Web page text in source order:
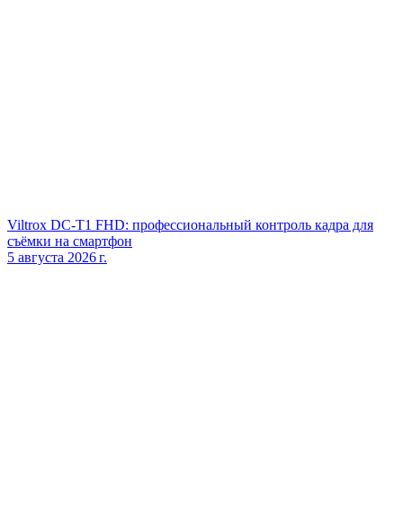
Viltrox DC‑T1 FHD: профессиональный контроль кадра для
съёмки на смартфон
5 августа 2026 г.